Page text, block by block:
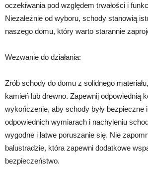
oczekiwania pod względem trwałości i
Niezależnie od wyboru, schody stanowią
naszego domu, który warto starannie
Wezwanie do działania:
Zrób schody do domu z solidnego
kamień lub drewno. Zapewnij odpowiednią
wykończenie, aby schody były bezpieczne
odpowiednich wymiarach i nachyleniu
wygodne i łatwe poruszanie się. Nie
balustradzie, która zapewni dodatkowe
bezpieczeństwo.